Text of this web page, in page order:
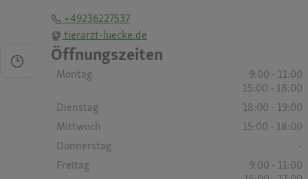
+49236227537
tierarzt-luecke.de
Öffnungszeiten
Montag
9:00 - 11:00
15:00 - 18:00
Dienstag
18:00 - 19:00
Mittwoch
15:00 - 18:00
Donnerstag
-
Freitag
9:00 - 11:00